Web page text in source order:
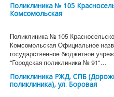
Поликлиника № 105
Комсомольская
Поликлиника № 105
Комсомольская Официальное
государственное бюджетное
"Городская поликлиника № 91"…
Поликлиника РЖД, СПБ
поликлиника), ул. Боровая